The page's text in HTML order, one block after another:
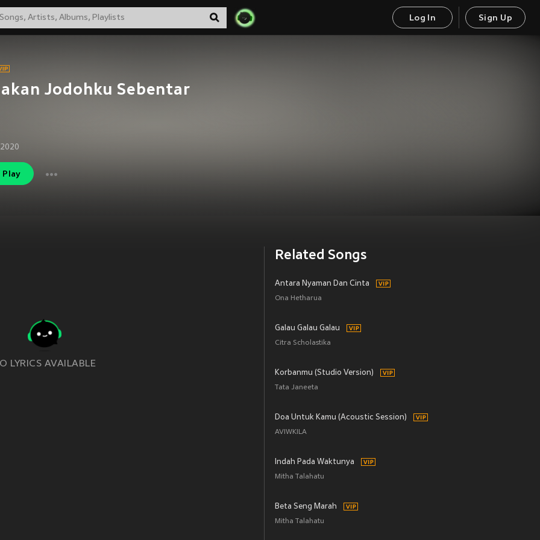
Log In Sign Up
Jodohku Sebentar
Play
LYRICS AVAILABLE
Related Songs
Antara Nyaman Dan Cinta
Ona Hetharua
Galau Galau Galau
Citra Scholastika
Korbanmu (Studio Version)
Tata Janeeta
Doa Untuk Kamu (Acoustic Session)
AVIWKILA
Indah Pada Waktunya
Mitha Talahatu
Beta Seng Marah
Mitha Talahatu